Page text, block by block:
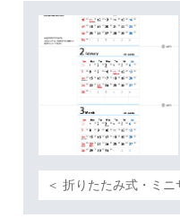
＜ 折りたたみ式・ミ